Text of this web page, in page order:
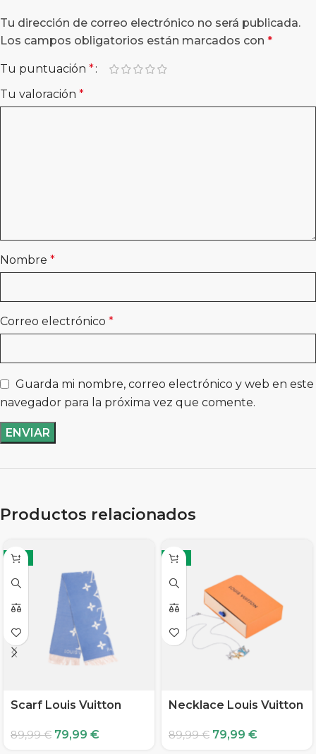
Tu dirección de correo electrónico no será publicada.
Los campos obligatorios están marcados con *
Tu puntuación *
Tu valoración *
Nombre *
Correo electrónico *
Guarda mi nombre, correo electrónico y web en este
navegador para la próxima vez que comente.
Productos relacionados
-11%
Scarf Louis Vuitton
89,99€ 79,99 €
-11%
Necklace Louis Vuitton
89,99€ 79,99 €